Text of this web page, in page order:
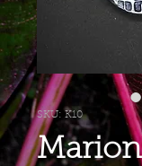
SKU: K10
Marion